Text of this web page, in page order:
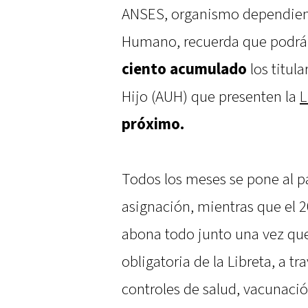
ANSES, organismo
Humano, recuerda que
ciento acumulado los
Hijo (AUH) que presenten la
próximo.
Todos los meses se pone al
asignación, mientras que el
abona todo junto una vez
obligatoria de la Libreta, a
controles de salud,